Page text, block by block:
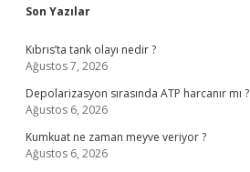
Sidebar
Son Yazılar
Kıbrıs’ta tank olayı nedir ?
Ağustos 7, 2026
Depolarizasyon sırasında ATP harcanır mı ?
Ağustos 6, 2026
Kumkuat ne zaman meyve veriyor ?
Ağustos 6, 2026